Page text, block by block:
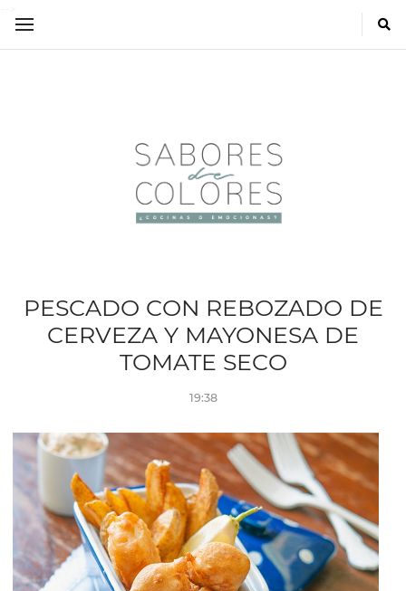
PESCADO CON REBOZADO DE
CERVEZA Y MAYONESA DE
TOMATE SECO
19:38